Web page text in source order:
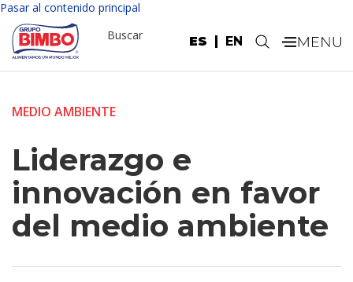
Pasar al contenido principal
ES EN
Buscar .
MEDIO AMBIENTE
Liderazgo e
innovación en favor
del medio ambiente